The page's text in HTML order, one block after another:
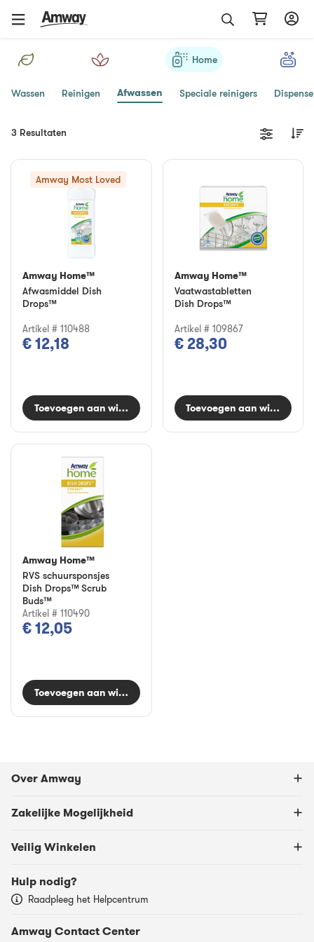
Home
Wassen Reinigen Afwassen Speciale reinigers
3 Resultaten
Amway Most Loved
Amway Home™
Afwasmiddel Dish
Drops™
Artikel # 110488
€ 12,18
Toevoegen aan winkelwagen
Amway Home™
Vaatwastabletten
Dish Drops™
Artikel # 109867
€ 28,30
Toevoegen aan
Amway Home™
RVS schuursponsjes
Dish Drops™ Scrub
Buds™
Artikel # 110490
€ 12,05
Toevoegen aan winkelwagen
Over Amway
Zakelijke Mogelijkheid
Veilig Winkelen
Hulp nodig?
Raadpleeg het Helpcentrum
Amway Contact Center